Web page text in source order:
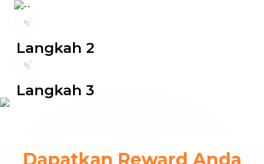
Langkah 2
Langkah 3
Dapatkan Reward Anda